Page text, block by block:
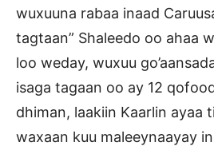
wuxuuna rabaa inaad
tagtaan” Shaleedo oo ahaa
loo weday, wuxuu
isaga tagaan oo ay 12
dhiman, laakiin Kaarlin ayaa
waxaan kuu maleeynaayay